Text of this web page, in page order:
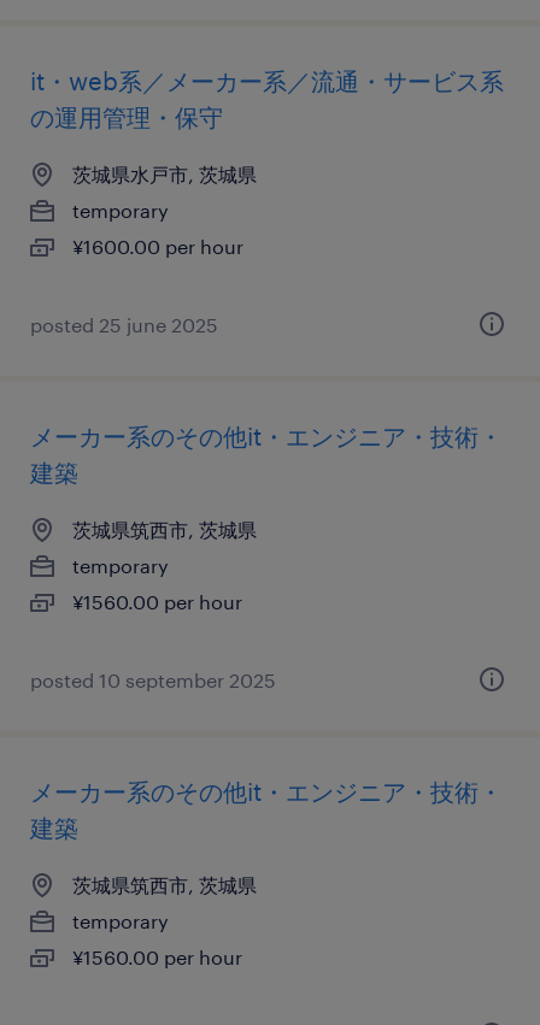
it・web系／メーカー系／流通・サービス系
の運用管理・保守
茨城県水戸市, 茨城県
temporary
¥1600.00 per hour
posted 25 june 2025
メーカー系のその他it・エンジニア・技術・
建築
茨城県筑西市, 茨城県
temporary
¥1560.00 per hour
posted 10 september 2025
メーカー系のその他it・エンジニア・技術・
建築
茨城県筑西市, 茨城県
temporary
¥1560.00 per hour